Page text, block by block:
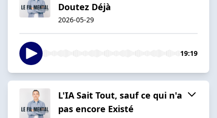
Doutez Déjà
2026-05-29
19:19
L'IA Sait Tout, sauf ce qui n'a
pas encore Existé